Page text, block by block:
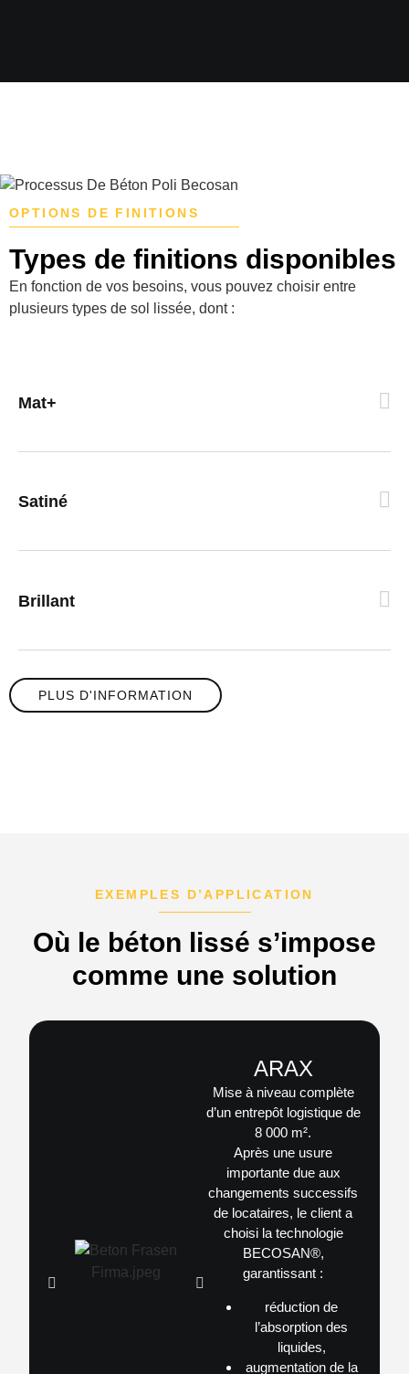
OPTIONS DE FINITIONS
Types de finitions disponibles
En fonction de vos besoins, vous pouvez choisir entre
plusieurs types de sol lissée, dont :
Mat+
Satiné
Brillant
PLUS D'INFORMATION
EXEMPLES D’APPLICATION
Où le béton lissé s’impose
comme une solution
ARAX
Mise à niveau complète
d’un entrepôt logistique de
8 000 m².
Après une usure
importante due aux
changements successifs
de locataires, le client a
choisi la technologie
BECOSAN®,
garantissant :
réduction de
l’absorption des
liquides,
augmentation de la